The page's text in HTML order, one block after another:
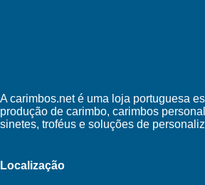
A carimbos.net é uma loja portuguesa
produção de carimbo, carimbos
sinetes, troféus e soluções de
Localização